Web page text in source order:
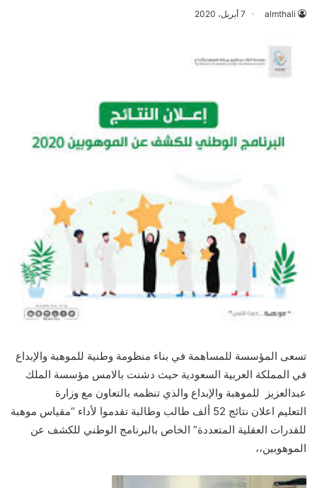
almthali 7 أبريل، 2020
تسعى المؤسسة للمساهمة في بناء منظومة وطنية للموهبة والإبداع
في المملكة العربية السعودية حيث دشنت بالامس مؤسسة الملك
عبدالعزيز للموهبة والإبداع والذي تنظمه بالتعاون مع وزارة
التعليم اعلان نتائج 52 ألف طالب وطالبة تقدموا لأداء “مقياس موهبة
للقدرات العقلية المتعددة” الخاص بالبرنامج الوطني للكشف عن
الموهوبين،،